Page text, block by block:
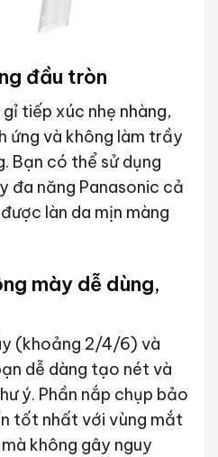
đầu tròn
tiếp xúc nhẹ nhàng,
ứng và không làm trầy
Bạn có thể sử dụng
đa năng Panasonic cả
làn da mịn màng
mày dễ dùng,
(khoảng 2/4/6) và
dễ dàng tạo nét và
ý. Phần nắp chụp bảo
tốt nhất với vùng mắt
không gây nguy